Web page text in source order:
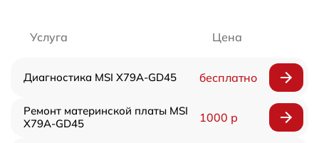
Услуга Цена
Диагностика MSI X79A-GD45 бесплатно
Ремонт материнской платы MSI
X79A-GD45
1000 р